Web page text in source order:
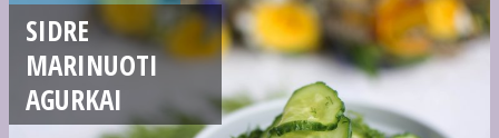
SIDRE
MARINUOTI
AGURKAI